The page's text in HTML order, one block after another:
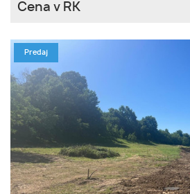
Cena v RK
Predaj